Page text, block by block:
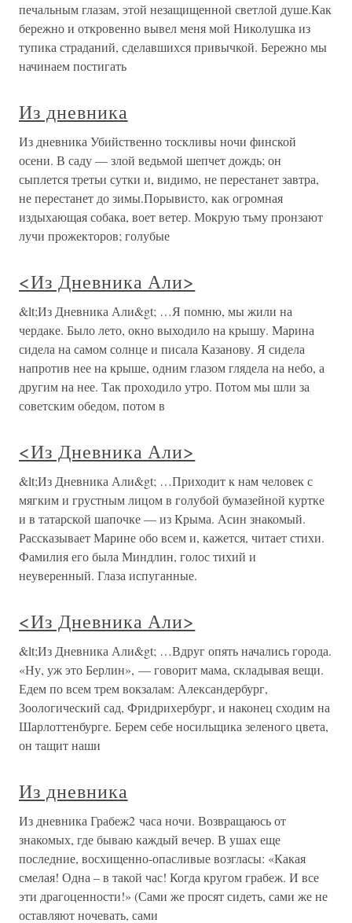
печальным глазам, этой незащищенной светлой душе.Как
бережно и откровенно вывел меня мой Николушка из
тупика страданий, сделавшихся привычкой. Бережно мы
начинаем постигать
Из дневника
Из дневника Убийственно тоскливы ночи финской
осени. В саду — злой ведьмой шепчет дождь; он
сыплется третьи сутки и, видимо, не перестанет завтра,
не перестанет до зимы.Порывисто, как огромная
издыхающая собака, воет ветер. Мокрую тьму пронзают
лучи прожекторов; голубые
<Из Дневника Али>
&lt;Из Дневника Али&gt; …Я помню, мы жили на
чердаке. Было лето, окно выходило на крышу. Марина
сидела на самом солнце и писала Казанову. Я сидела
напротив нее на крыше, одним глазом глядела на небо, а
другим на нее. Так проходило утро. Потом мы шли за
советским обедом, потом в
<Из Дневника Али>
&lt;Из Дневника Али&gt; …Приходит к нам человек с
мягким и грустным лицом в голубой бумазейной куртке
и в татарской шапочке — из Крыма. Асин знакомый.
Рассказывает Марине обо всем и, кажется, читает стихи.
Фамилия его была Миндлин, голос тихий и
неуверенный. Глаза испуганные.
<Из Дневника Али>
&lt;Из Дневника Али&gt; …Вдруг опять начались города.
«Ну, уж это Берлин», — говорит мама, складывая вещи.
Едем по всем трем вокзалам: Александербург,
Зоологический сад, Фридрихербург, и наконец сходим на
Шарлоттенбурге. Берем себе носильщика зеленого цвета,
он тащит наши
Из дневника
Из дневника Грабеж2 часа ночи. Возвращаюсь от
знакомых, где бываю каждый вечер. В ушах еще
последние, восхищенно-опасливые возгласы: «Какая
смелая! Одна – в такой час! Когда кругом грабеж. И все
эти драгоценности!» (Сами же просят сидеть, сами же не
оставляют ночевать, сами